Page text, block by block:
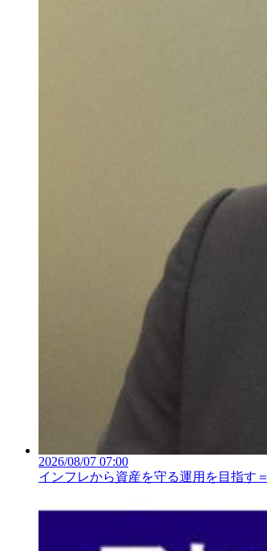
2026/08/07 07:00
インフレから資産を守る運用を目指す